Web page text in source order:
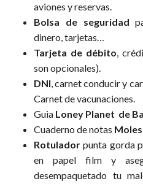
aviones y reservas.
Bolsa de seguridad
dinero, tarjetas…
Tarjeta de débito,
son opcionales).
DNI, carnet conducir y
Carnet de vacunaciones.
Guia Loney Planet de
Cuaderno de notas
Rotulador punta gorda
en papel film y
desempaquetado tu